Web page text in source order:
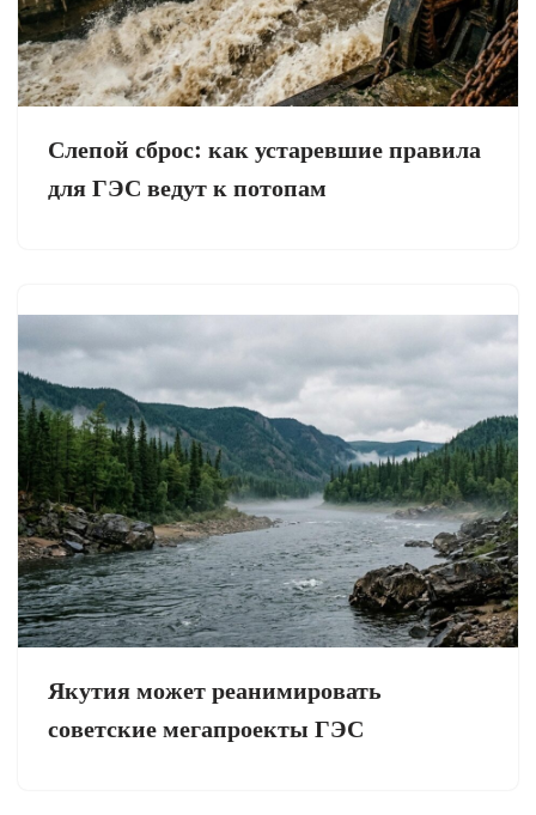
Слепой сброс: как устаревшие правила
для ГЭС ведут к потопам
Якутия может реанимировать
советские мегапроекты ГЭС